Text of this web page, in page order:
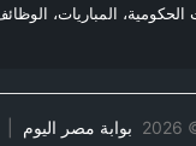
الحكومية، المباريات،
2026 بوابة مصر اليوم